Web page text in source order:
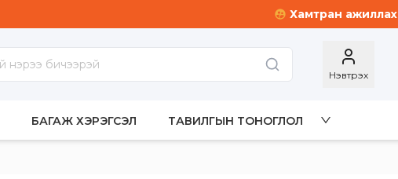
Хамтран ажиллах
Нэвтрэх
БАГАЖ ХЭРЭГСЭЛ ТАВИЛГЫН ТОНОГЛОЛ